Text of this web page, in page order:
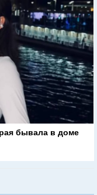
бывала в доме